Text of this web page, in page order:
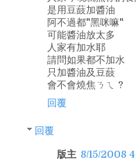
是用豆薣加醬油
阿不過都"黑咪嘛"
可能醬油放太多
人家有加水耶
請問如果都不加水
只加醬油及豆薣
會不會燒焦ㄋㄟ ?
回覆
回覆
版主 8/15/2008